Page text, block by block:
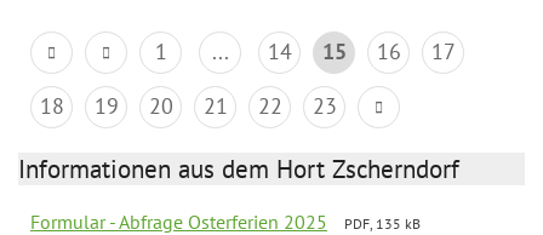
1 ... 14 15 16
17
18
19 20 21 22 23
Informationen aus dem Hort Zscherndorf
Formular - Abfrage Osterferien 2025
PDF, 135 kB